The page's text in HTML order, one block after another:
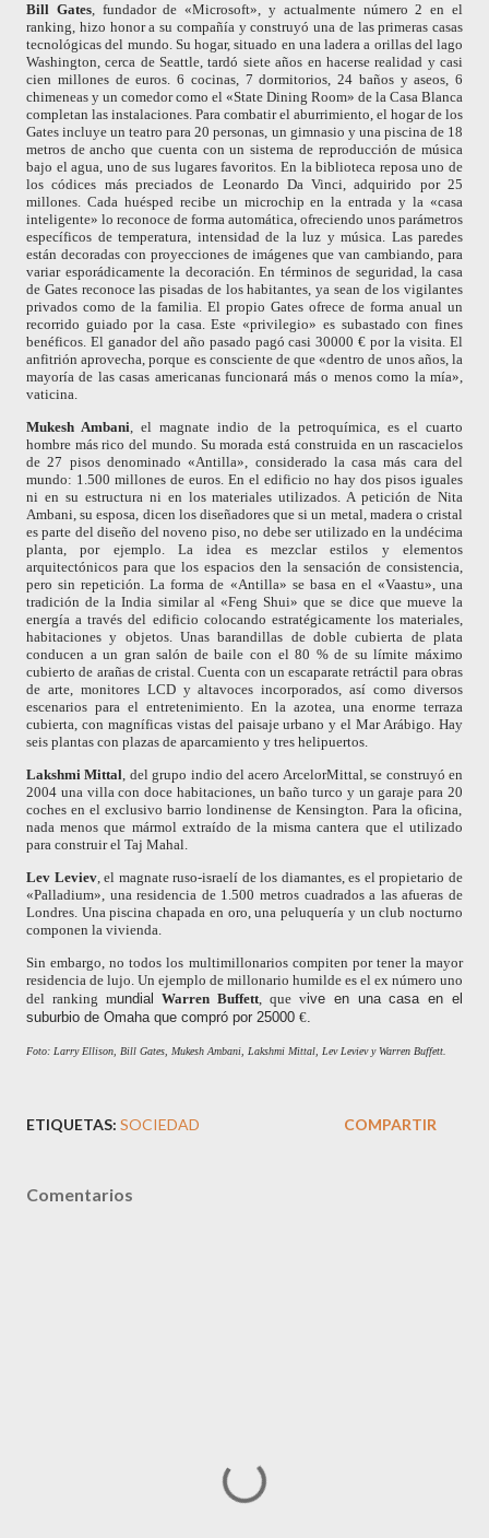
Bill Gates, fundador de «Microsoft»,y actualmente número 2 en el
ranking, hizo honor a su compañía y construyó una de las primeras casas
tecnológicas del mundo. Su hogar, situado en una ladera a orillas del lago
Washington, cerca de Seattle, tardó siete años en hacerse realidad y casi
cien millones de euros. 6 cocinas, 7 dormitorios, 24 baños y aseos, 6
chimeneas y un comedor como el «State Dining Room» de la Casa Blanca
completan las instalaciones. Para combatir el aburrimiento, el hogar de los
Gates incluye un teatro para 20 personas, un gimnasio y una piscina de 18
metros de ancho que cuenta con un sistema de reproducción de música
bajo el agua, uno de sus lugares favoritos. En la biblioteca reposa uno de
los códices más preciados de Leonardo Da Vinci, adquirido por 25
millones. Cada huésped recibe un microchip en la entrada y la «casa
inteligente» lo reconoce de forma automática, ofreciendo unos parámetros
específicos de temperatura, intensidad de la luz y música. Las paredes
están decoradas con proyecciones de imágenes que van cambiando, para
variar esporádicamente la decoración. En términos de seguridad, la casa
de Gates reconoce las pisadas de los habitantes, ya sean de los vigilantes
privados como de la familia. El propio Gates ofrece de forma anual un
recorrido guiado por la casa. Este «privilegio» es subastado con fines
benéficos. El ganador del año pasado pagó casi 30000€ por la visita. El
anfitrión aprovecha, porque es consciente de que «dentro de unos años, la
mayoría de las casas americanas funcionará más o menos como la mía»,
vaticina.
Mukesh Ambani, el magnate indio de la petroquímica,es el cuarto
hombre más rico del mundo. Su morada está construida en un rascacielos
de 27 pisos denominado «Antilla», considerado la casa más cara del
mundo: 1.500 millones de euros. En el edificio no hay dos pisos iguales
ni en su estructura ni en los materiales utilizados. A petición de Nita
Ambani, su esposa, dicen los diseñadores que si un metal, madera o cristal
es parte del diseño del noveno piso, no debe ser utilizado en la undécima
planta, por ejemplo. La idea es mezclar estilos y elementos
arquitectónicos para que los espacios den la sensación de consistencia,
pero sin repetición. La forma de «Antilla» se basa en el «Vaastu», una
tradición de la India similar al «Feng Shui» que se dice que mueve la
energía a través del edificio colocando estratégicamente los materiales,
habitaciones y objetos. Unas barandillas de doble cubierta de plata
conducen a un gran salón de baile con el 80 %de su límite máximo
cubierto de arañas de cristal. Cuenta con un escaparate retráctil para obras
de arte, monitores LCD y altavoces incorporados, así como diversos
escenarios para el entretenimiento. En la azotea, una enorme terraza
cubierta, con magníficas vistas del paisaje urbano y el Mar Arábigo. Hay
seis plantas con plazas de aparcamiento y tres helipuertos.
Lakshmi Mittal, del grupo indio del acero ArcelorMittal, se construyó en
2004 una villa con doce habitaciones, un baño turco y un garaje para 20
coches en el exclusivo barrio londinense de Kensington. Para la oficina,
nada menos que mármol extraído de la misma cantera que el utilizado
para construir el Taj Mahal.
Lev Leviev, el magnateruso-israelí de los diamantes, es el propietario de
«Palladium», una residencia de 1.500 metros cuadrados a las afueras de
Londres. Una piscina chapada en oro, una peluquería y un club nocturno
componen la vivienda.
Sin embargo, no todos los multimillonarios compiten por tener la mayor
residencia de lujo. Un ejemplo de millonario humilde es el ex número uno
del ranking mundialWarren Buffett, que vive en una casa en el
suburbio de Omaha que compró por 25000 €.
Foto: Larry Ellison, Bill Gates, Mukesh Ambani, Lakshmi Mittal, Lev Leviev y Warren Buffett.
ETIQUETAS: SOCIEDAD COMPARTIR
Comentarios